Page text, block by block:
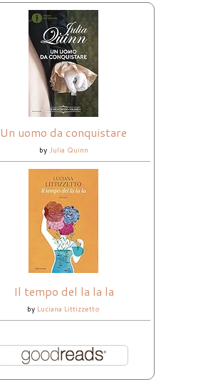
Un uomo da conquistare
by Julia Quinn
Il tempo del la la la
by Luciana Littizzetto